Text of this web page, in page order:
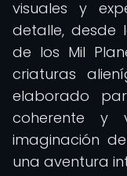
visuales y
detalle, desde
de los Mil
criaturas
elaborado
coherente y
imaginación
una aventura